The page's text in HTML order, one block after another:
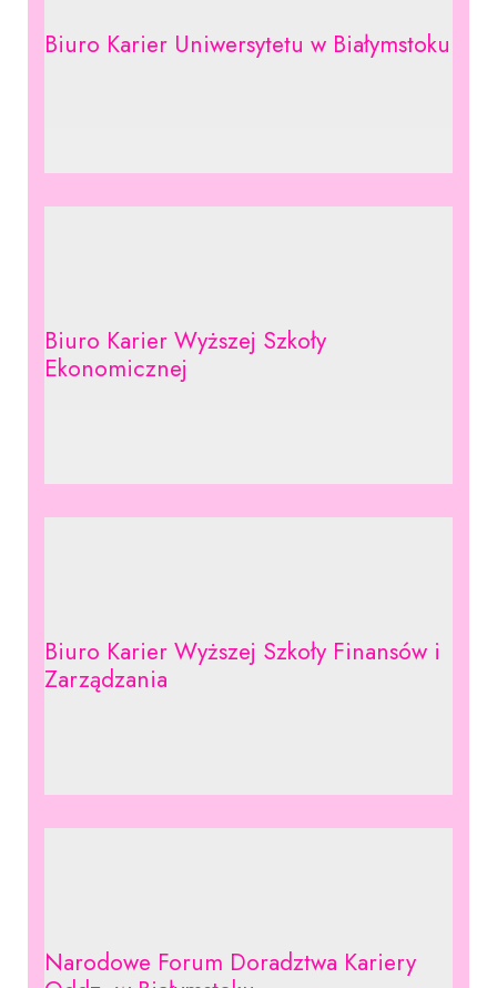
Biuro Karier Uniwersytetu w Białymstoku
Biuro Karier Wyższej Szkoły
Ekonomicznej
Biuro Karier Wyższej Szkoły Finansów i
Zarządzania
Narodowe Forum Doradztwa Kariery